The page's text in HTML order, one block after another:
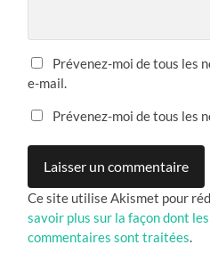
Prévenez-moi de tous les
e-mail.
Prévenez-moi de tous les
Ce site utilise Akismet pour
savoir plus sur la façon dont
commentaires sont traitées.